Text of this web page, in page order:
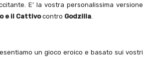
E’ la vostra personalissima versione
e il Cattivocontro Godzilla.
un gioco eroico e basato sui vostri